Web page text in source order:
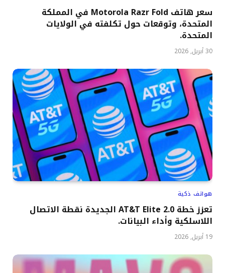
سعر هاتف Motorola Razr Fold في المملكة
المتحدة، وتوقعات حول تكلفته في الولايات
المتحدة.
30 أبريل, 2026
هواتف ذكية
تعزز خطة AT&T Elite 2.0 الجديدة نقطة الاتصال
اللاسلكية وأداء البيانات.
19 أبريل, 2026